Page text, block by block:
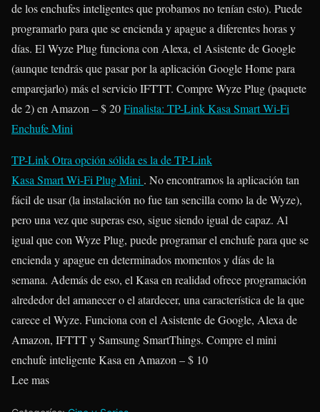
de los enchufes inteligentes que probamos no tenían esto). Puede
programarlo para que se encienda y apague a diferentes horas y
días. El Wyze Plug funciona con Alexa, el Asistente de Google
(aunque tendrás que pasar por la aplicación Google Home para
emparejarlo) más el servicio IFTTT. Compre Wyze Plug (paquete
de 2) en Amazon – $ 20Finalista: TP-Link Kasa Smart Wi-Fi
Enchufe Mini
TP-LinkOtra opción sólida es la de TP-Link
Kasa Smart Wi-Fi Plug Mini . No encontramos la aplicación tan
fácil de usar (la instalación no fue tan sencilla como la de Wyze),
pero una vez que superas eso, sigue siendo igual de capaz. Al
igual que con Wyze Plug, puede programar el enchufe para que se
encienda y apague en determinados momentos y días de la
semana. Además de eso, el Kasa en realidad ofrece programación
alrededor del amanecer o el atardecer, una característica de la que
carece el Wyze. Funciona con el Asistente de Google, Alexa de
Amazon, IFTTT y Samsung SmartThings. Compre el mini
enchufe inteligente Kasa en Amazon – $ 10
Lee mas